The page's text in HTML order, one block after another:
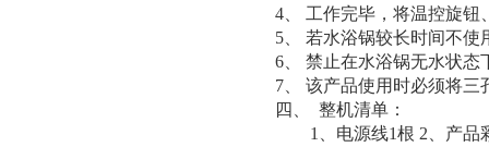
4、 工作完毕，将温控旋钮
5、 若水浴锅较长时间不使
6、 禁止在水浴锅无水状态
7、 该产品使用时必须将三
四、
整机清单：
1、电源线1根 2、产